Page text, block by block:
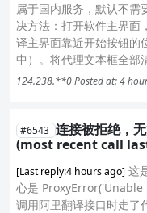
属于国内服务，默认不需
决方法：打开软件主界
译主界面靠近开始按钮的
中）。将代理文本框全部
124.238.**0Posted at: 4
#6543 连接被拒绝，
(most recent call
[Last reply:4 hours ago] 这
心是
调用阿里翻译接口时走了